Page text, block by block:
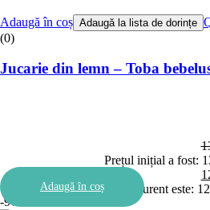
Adaugă în coș Adaugă la lista de dorințe
(0)
Jucarie din lemn – Toba
Prețul inițial a fost:
Prețul curent este:
Adaugă în coș
-9%